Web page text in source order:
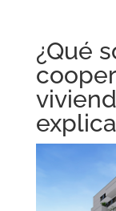
¿Qué